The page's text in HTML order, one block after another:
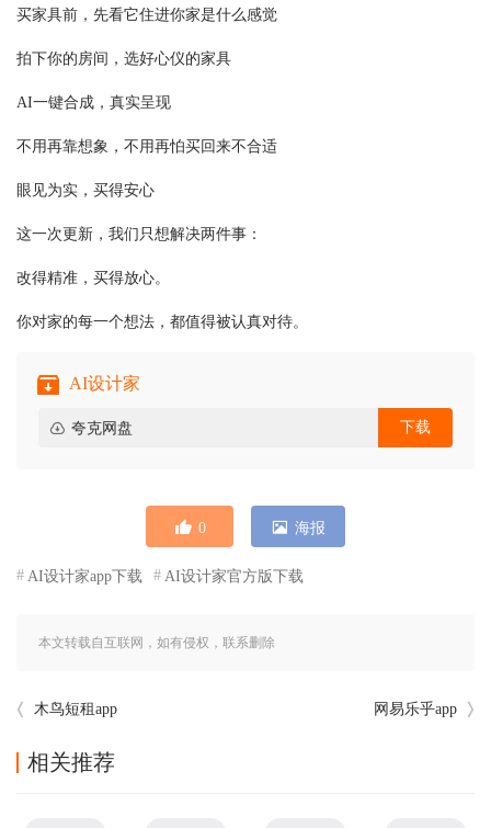
买家具前，先看它住进你家是什么感觉
拍下你的房间，选好心仪的家具
AI一键合成，真实呈现
不用再靠想象，不用再怕买回来不合适
眼见为实，买得安心
这一次更新，我们只想解决两件事：
改得精准，买得放心。
你对家的每一个想法，都值得被认真对待。
AI设计家
夸克网盘 下载
0 海报
AI设计家app下载 AI设计家官方版下载
本文转载自互联网，如有侵权，联系删除
木鸟短租app 网易乐乎app
相关推荐